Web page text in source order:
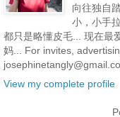
向往独自
小，小手
都只是略懂皮毛... 现在最
妈... For invites,
View my complete profile